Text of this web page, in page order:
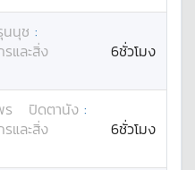
นนุช :
และสิ่ง
6ชั่วโมง
ปิดตานัง :
และสิ่ง
6ชั่วโมง